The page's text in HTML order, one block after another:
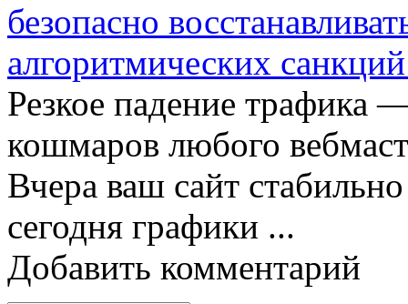
безопасно
алгоритмических
Резкое падение
кошмаров любого
Вчера ваш сайт
сегодня графики ...
Добавить комментарий